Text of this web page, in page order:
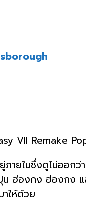
ภายในซึ่งดูไม่ออ
ฮ่องกง ฮ่องกง
ให้ด้วย